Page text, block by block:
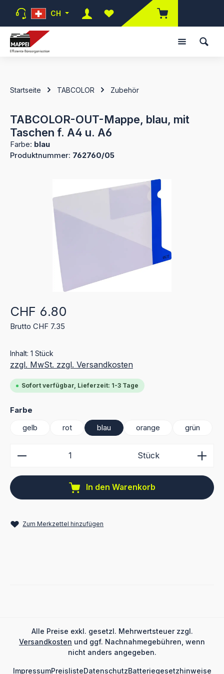
Zum Hauptinhalt springen
CH
Du hast 0 Produkte auf dem
Startseite TABCOLOR Zubehör
TABCOLOR-OUT-Mappe, blau, mit
Taschen f. A4 u. A6
Farbe: blau
Produktnummer: 762760/05
Regulärer Preis:
CHF 6.80
Brutto CHF 7.35
Inhalt: 1 Stück
zzgl. MwSt. zzgl. Versandkosten
Sofort verfügbar, Lieferzeit: 1-3 Tage
Farbe
gelb
rot blau orange grün
Produkt Anzahl: Gib den gewünschten Wert ein
Stück
In den Warenkorb
Zum Merkzettel hinzufügen
Alle Preise exkl. gesetzl. Mehrwertsteuer zzgl.
Versandkosten und ggf. Nachnahmegebühren, wenn
nicht anders angegeben.
ImpressumPreislisteDatenschutzBatteriegesetzhinweise